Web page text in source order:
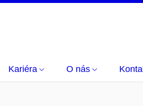
Kariéra O nás